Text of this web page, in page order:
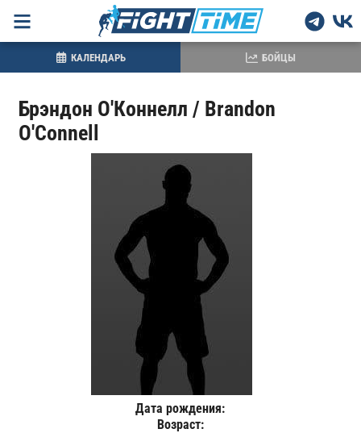
Брэндон О'Коннелл / Brandon
O'Connell
Дата рождения:
Возраст:
КАЛЕНДАРЬ БОЙЦЫ